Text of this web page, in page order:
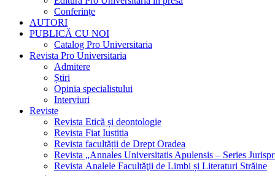
Conferințe
AUTORI
PUBLICĂ CU NOI
Catalog Pro Universitaria
Revista Pro Universitaria
Admitere
Știri
Opinia specialistului
Interviuri
Reviste
Revista Etică și deontologie
Revista Fiat Iustitia
Revista facultății de Drept Oradea
Revista „Annales Universitatis Apulensis – Series
Revista Analele Facultăţii de Limbi și Literaturi Străine